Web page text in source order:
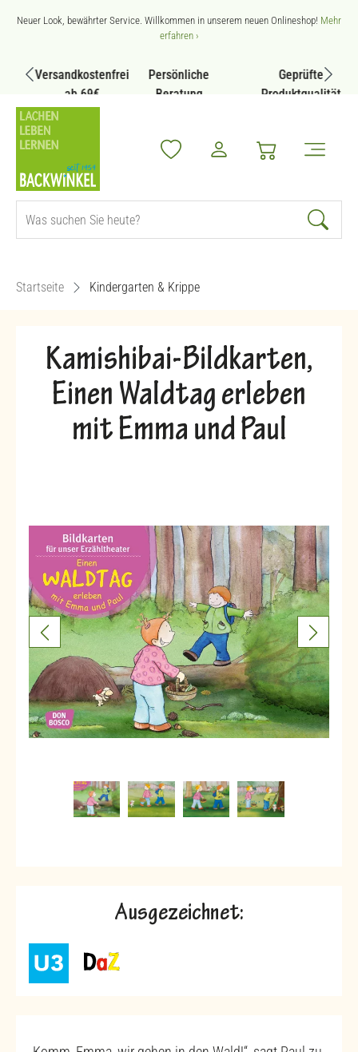
Zum Hauptinhalt springen
Neuer Look, bewährter Service. Willkommen in unserem neuen Onlineshop! Mehr
erfahren ›
Versandkostenfrei
ab 69€
Persönliche
Beratung
Geprüfte
Produktqualität
Startseite Kindergarten & Krippe
Kamishibai-Bildkarten,
Einen Waldtag erleben
mit Emma und Paul
Ausgezeichnet: